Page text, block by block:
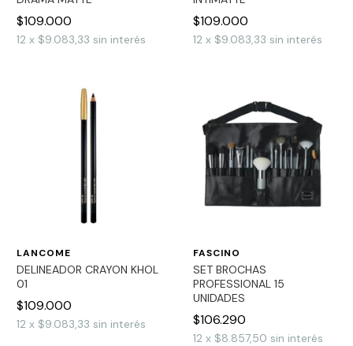
$109.000
12 x $9.083,33 sin interés
$109.000
12 x $9.083,33 sin interés
LANCOME
DELINEADOR CRAYON KHOL
01
$109.000
12 x $9.083,33 sin interés
FASCINO
SET BROCHAS
PROFESSIONAL 15
UNIDADES
$106.290
12 x $8.857,50 sin interés